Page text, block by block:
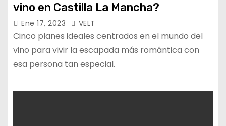
vino en Castilla La Mancha?
Ene 17, 2023 VELT
Cinco planes ideales centrados en el mundo del
vino para vivir la escapada más romántica con
esa persona tan especial.